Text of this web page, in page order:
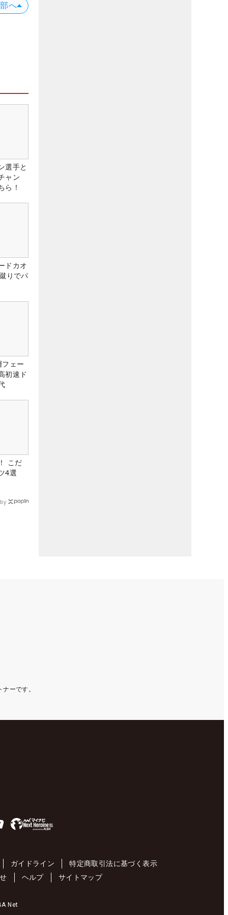
へ
選手と
ャン
ら！
ドカオ
りでパ
ェー
初速ド
こだ
4選
ーです。
ガイドライン
特定商取引法に基づく表示
ヘルプ サイトマップ
Net